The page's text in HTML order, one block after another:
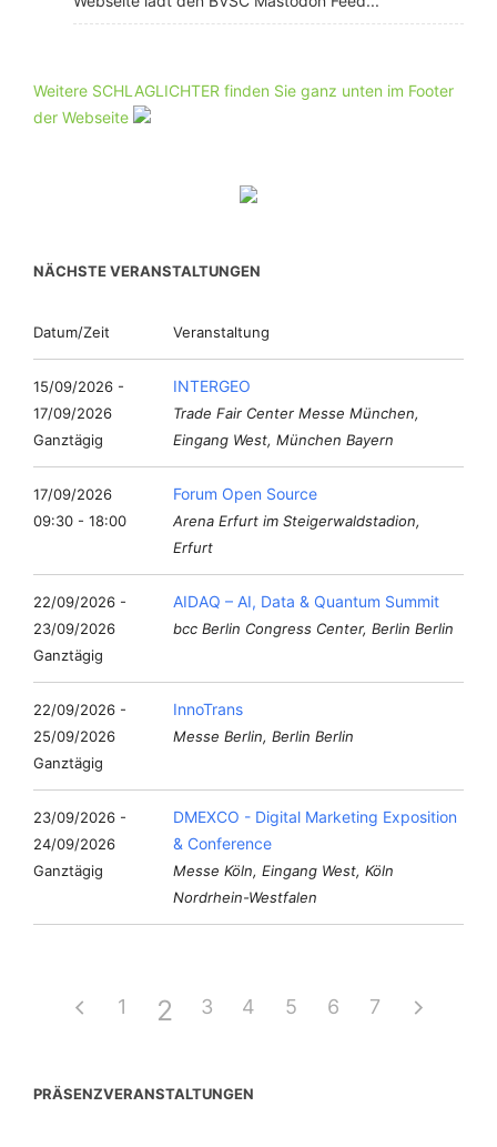
Weitere SCHLAGLICHTER finden Sie ganz unten im Footer
der Webseite
NÄCHSTE VERANSTALTUNGEN
Datum/Zeit Veranstaltung
15/09/2026 -
17/09/2026
Ganztägig
INTERGEO
Trade Fair Center Messe München,
Eingang West, München Bayern
17/09/2026
09:30 - 18:00
Forum Open Source
Arena Erfurt im Steigerwaldstadion,
Erfurt
22/09/2026 -
23/09/2026
Ganztägig
AIDAQ – AI, Data & Quantum Summit
bcc Berlin Congress Center, Berlin Berlin
22/09/2026 -
25/09/2026
Ganztägig
InnoTrans
Messe Berlin, Berlin Berlin
23/09/2026 -
24/09/2026
Ganztägig
DMEXCO - Digital Marketing Exposition
& Conference
Messe Köln, Eingang West, Köln
Nordrhein-Westfalen
1 2 3 4 5 6 7
PRÄSENZVERANSTALTUNGEN